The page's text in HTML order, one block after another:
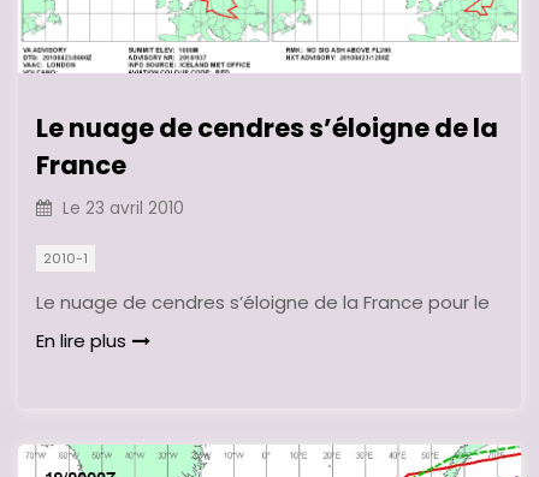
Le nuage de cendres s’éloigne de la
France
Le 23 avril 2010
2010-1
Le nuage de cendres s’éloigne de la France pour le
En lire plus